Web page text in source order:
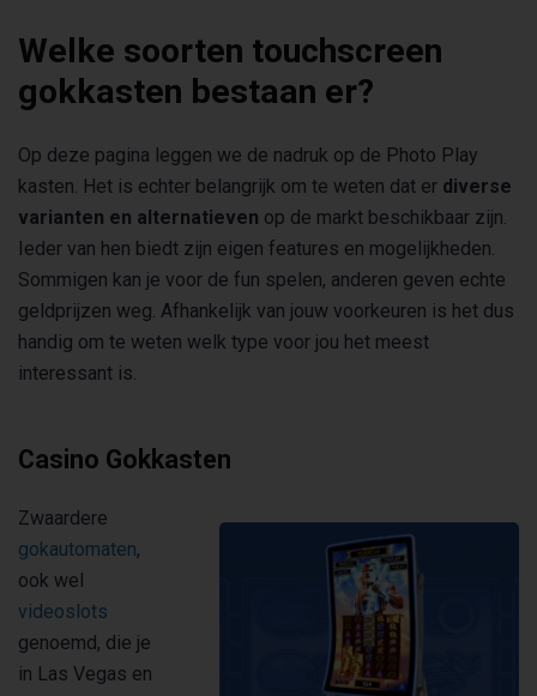
Welke soorten touchscreen
gokkasten bestaan er?
Op deze pagina leggen we de nadruk op de Photo Play
kasten. Het is echter belangrijk om te weten dat er diverse
varianten en alternatieven op de markt beschikbaar zijn.
Ieder van hen biedt zijn eigen features en mogelijkheden.
Sommigen kan je voor de fun spelen, anderen geven echte
geldprijzen weg. Afhankelijk van jouw voorkeuren is het dus
handig om te weten welk type voor jou het meest
interessant is.
Casino Gokkasten
Zwaardere
gokautomaten,
ook wel
videoslots
genoemd, die je
in Las Vegas en